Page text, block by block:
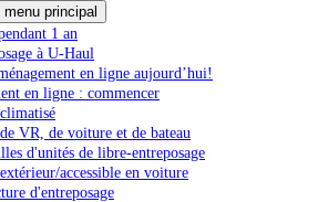
menu principal
1 an
à U-Haul
en ligne aujourd’hui!
en ligne : commencer
VR, de voiture et de bateau
d'unités de libre-entreposage
accessible en voiture
d'entreposage